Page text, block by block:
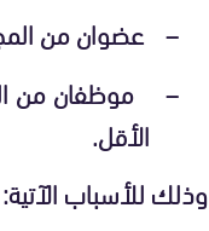
– عضوان من
–
موظفان من
الأقل.
وذلك للأسباب الآتية: